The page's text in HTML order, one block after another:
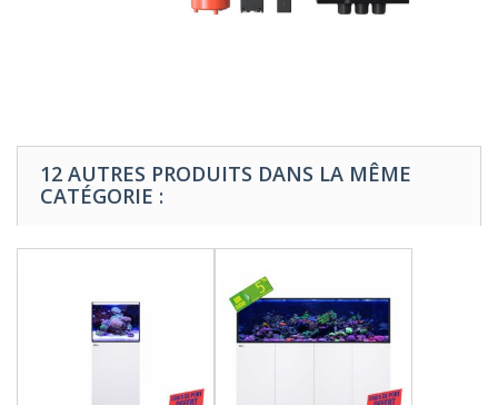
12 AUTRES PRODUITS DANS LA MÊME
CATÉGORIE :